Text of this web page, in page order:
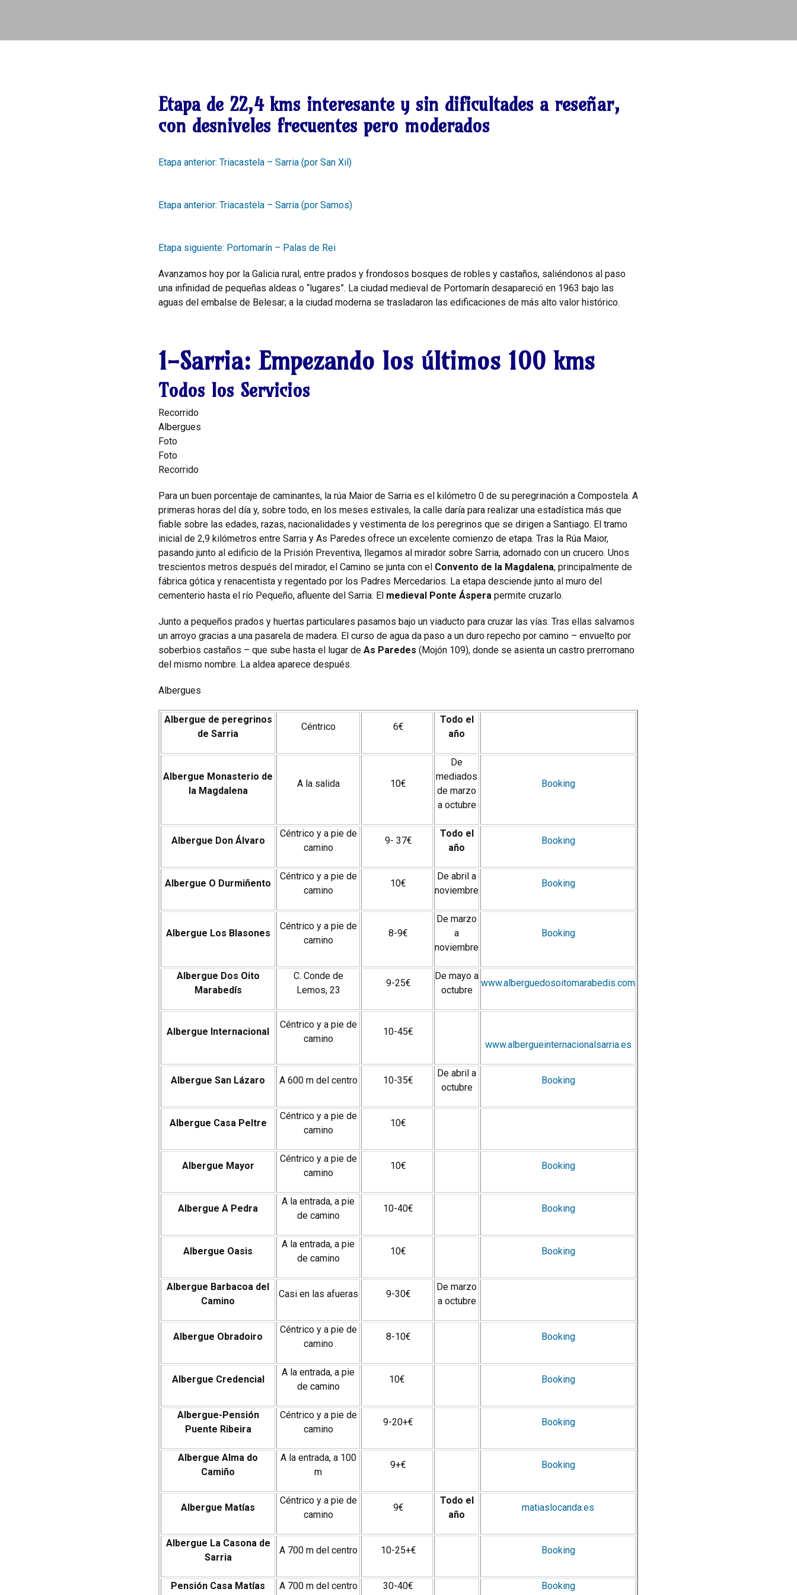
Etapa de 22,4 kms interesante y sin dificultades a reseñar,
con desniveles frecuentes pero moderados
Etapa anterior: Triacastela – Sarria (por San Xil)
Etapa anterior: Triacastela – Sarria (por Samos)
Etapa siguiente: Portomarín – Palas de Rei
Avanzamos hoy por la Galicia rural, entre prados y frondosos bosques de robles y castaños, saliéndonos al paso
una infinidad de pequeñas aldeas o “lugares”. La ciudad medieval de Portomarín desapareció en 1963 bajo las
aguas del embalse de Belesar; a la ciudad moderna se trasladaron las edificaciones de más alto valor histórico.
1-Sarria:Empezando los últimos 100 kms
Todos los Servicios
Recorrido
Albergues
Foto
Foto
Recorrido
Para un buen porcentaje de caminantes, la rúa Maior de Sarria es el kilómetro 0 de su peregrinación a Compostela. A
primeras horas del día y, sobre todo, en los meses estivales, la calle daría para realizar una estadística más que
fiable sobre las edades, razas, nacionalidades y vestimenta de los peregrinos que se dirigen a Santiago. El tramo
inicial de 2,9 kilómetros entre Sarria y As Paredes ofrece un excelente comienzo de etapa. Tras la Rúa Maior,
pasando junto al edificio de la Prisión Preventiva, llegamos al mirador sobre Sarria, adornado con un crucero. Unos
trescientos metros después del mirador, el Camino se junta con el Convento de la Magdalena, principalmente de
fábrica gótica y renacentista y regentado por los Padres Mercedarios. La etapa desciende junto al muro del
cementerio hasta el río Pequeño, afluente del Sarria. El medieval Ponte Áspera permite cruzarlo.
Junto a pequeños prados y huertas particulares pasamos bajo un viaducto para cruzar las vías. Tras ellas salvamos
un arroyo gracias a una pasarela de madera. El curso de agua da paso a un duro repecho por camino – envuelto por
soberbios castaños – que sube hasta el lugar deAs Paredes (Mojón 109), donde se asienta un castro prerromano
del mismo nombre. La aldea aparece después.
Albergues
Albergue de peregrinos
de Sarria
Céntrico 6€
Todo el
año
Albergue Monasterio de
la Magdalena
A la salida 10€
De
mediados
de marzo
a octubre
Booking
Albergue Don Álvaro
Céntrico y a pie de
camino
9- 37€
Todo el
año
Booking
Albergue O Durmiñento
Céntrico y a pie de
camino
10€
De abril a
noviembre
Booking
Albergue Los Blasones
Céntrico y a pie de
camino
8-9€
De marzo
a
noviembre
Booking
Albergue Dos Oito
Marabedís
C. Conde de
Lemos, 23
9-25€
De mayo a
octubre
www.alberguedosoitomarabedis.com
Albergue Internacional
Céntrico y a pie de
camino
10-45€
www.albergueinternacionalsarria.es
Albergue San Lázaro A 600 m del centro 10-35€
De abril a
octubre
Booking
Albergue Casa Peltre
Céntrico y a pie de
camino
10€
Albergue Mayor
Céntrico y a pie de
camino
10€ Booking
Albergue A Pedra
A la entrada, a pie
de camino
10-40€ Booking
Albergue Oasis
A la entrada, a pie
de camino
10€ Booking
Albergue Barbacoa del
Camino
Casi en las afueras 9-30€
De marzo
a octubre
Albergue Obradoiro
Céntrico y a pie de
camino
8-10€ Booking
Albergue Credencial
A la entrada, a pie
de camino
10€ Booking
Albergue-Pensión
Puente Ribeira
Céntrico y a pie de
camino
9-20+€ Booking
Albergue Alma do
Camiño
A la entrada, a 100
m
9+€ Booking
Albergue Matías
Céntrico y a pie de
camino
9€
Todo el
año
matiaslocanda.es
Albergue La Casona de
Sarria
A 700 m del centro 10-25+€ Booking
Pensión Casa Matías A 700 m del centro 30-40€ Booking